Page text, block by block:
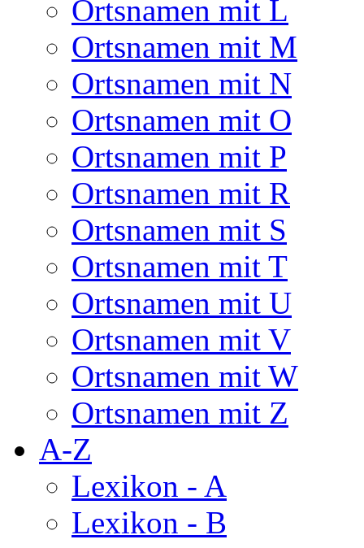
Ortsnamen mit L
Ortsnamen mit M
Ortsnamen mit N
Ortsnamen mit O
Ortsnamen mit P
Ortsnamen mit R
Ortsnamen mit S
Ortsnamen mit T
Ortsnamen mit U
Ortsnamen mit V
Ortsnamen mit W
Ortsnamen mit Z
A-Z
Lexikon - A
Lexikon - B